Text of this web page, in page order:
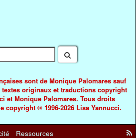
sont de Monique Palomares sauf
originaux et traductions copyright
et Monique Palomares. Tous droits
copyright © 1996-2026 Lisa Yannucci.
Ressources